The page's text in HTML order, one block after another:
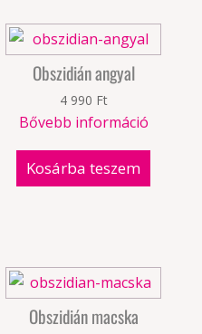
Obszidián angyal
4 990 Ft
Bővebb információ
Kosárba teszem
Obszidián macska